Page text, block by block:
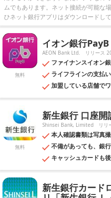
ムでもあります。ネット接続が可能な
ひネット銀行アプリはダウンロードして
無料
イオン銀行PayB
AEON Bank Ltd. リリース
ファイナンスイオン
ライフラインの支払
加盟している店舗で
無料
新生銀行 口座開
Shinsei Bank, Limited リ
本人確認書類は写真
不備があっても、銀
キャッシュカードも
新生銀行カー